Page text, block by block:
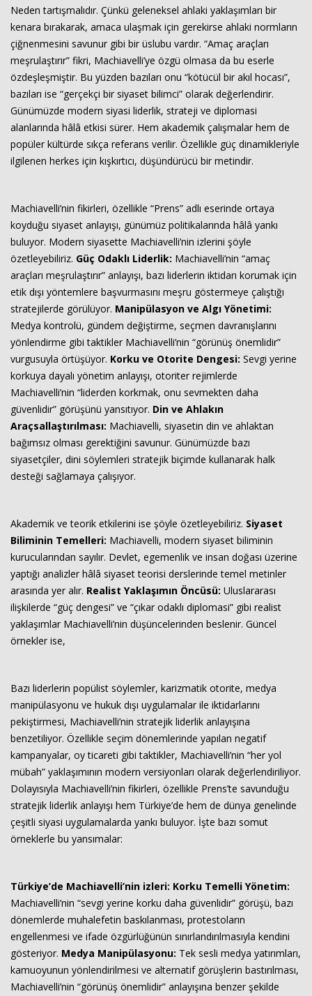
Neden tartışmalıdır. Çünkü geleneksel ahlaki yaklaşımları bir
kenara bırakarak, amaca ulaşmak için gerekirse ahlaki normların
çiğnenmesini savunur gibi bir üslubu vardır. “Amaç araçları
meşrulaştırır” fikri, Machiavelli’ye özgü olmasa da bu eserle
özdeşleşmiştir. Bu yüzden bazıları onu “kötücül bir akıl hocası”,
bazıları ise “gerçekçi bir siyaset bilimci” olarak değerlendirir.
Günümüzde modern siyasi liderlik, strateji ve diplomasi
alanlarında hâlâ etkisi sürer. Hem akademik çalışmalar hem de
popüler kültürde sıkça referans verilir. Özellikle güç dinamikleriyle
ilgilenen herkes için kışkırtıcı, düşündürücü bir metindir.
Machiavelli’nin fikirleri, özellikle “Prens” adlı eserinde ortaya
koyduğu siyaset anlayışı, günümüz politikalarında hâlâ yankı
buluyor. Modern siyasette Machiavelli’nin izlerini şöyle
özetleyebiliriz. Güç Odaklı Liderlik: Machiavelli’nin “amaç
araçları meşrulaştırır” anlayışı, bazı liderlerin iktidarı korumak için
etik dışı yöntemlere başvurmasını meşru göstermeye çalıştığı
stratejilerde görülüyor. Manipülasyon ve Algı Yönetimi:
Medya kontrolü, gündem değiştirme, seçmen davranışlarını
yönlendirme gibi taktikler Machiavelli’nin “görünüş önemlidir”
vurgusuyla örtüşüyor. Korku ve Otorite Dengesi: Sevgi yerine
korkuya dayalı yönetim anlayışı, otoriter rejimlerde
Machiavelli’nin “liderden korkmak, onu sevmekten daha
güvenlidir” görüşünü yansıtıyor. Din ve Ahlakın
Araçsallaştırılması: Machiavelli, siyasetin din ve ahlaktan
bağımsız olması gerektiğini savunur. Günümüzde bazı
siyasetçiler, dini söylemleri stratejik biçimde kullanarak halk
desteği sağlamaya çalışıyor.
Akademik ve teorik etkilerini ise şöyle özetleyebiliriz. Siyaset
Biliminin Temelleri: Machiavelli, modern siyaset biliminin
kurucularından sayılır. Devlet, egemenlik ve insan doğası üzerine
yaptığı analizler hâlâ siyaset teorisi derslerinde temel metinler
arasında yer alır. Realist Yaklaşımın Öncüsü: Uluslararası
ilişkilerde “güç dengesi” ve “çıkar odaklı diplomasi” gibi realist
yaklaşımlar Machiavelli’nin düşüncelerinden beslenir. Güncel
örnekler ise,
Bazı liderlerin popülist söylemler, karizmatik otorite, medya
manipülasyonu ve hukuk dışı uygulamalar ile iktidarlarını
pekiştirmesi, Machiavelli’nin stratejik liderlik anlayışına
benzetiliyor. Özellikle seçim dönemlerinde yapılan negatif
kampanyalar, oy ticareti gibi taktikler, Machiavelli’nin “her yol
mübah” yaklaşımının modern versiyonları olarak değerlendiriliyor.
Dolayısıyla Machiavelli’nin fikirleri, özellikle Prens’te savunduğu
stratejik liderlik anlayışı hem Türkiye’de hem de dünya genelinde
çeşitli siyasi uygulamalarda yankı buluyor. İşte bazı somut
örneklerle bu yansımalar:
Türkiye’de Machiavelli’nin izleri: Korku Temelli Yönetim:
Machiavelli’nin “sevgi yerine korku daha güvenlidir” görüşü, bazı
dönemlerde muhalefetin baskılanması, protestoların
engellenmesi ve ifade özgürlüğünün sınırlandırılmasıyla kendini
gösteriyor. Medya Manipülasyonu: Tek sesli medya yatırımları,
kamuoyunun yönlendirilmesi ve alternatif görüşlerin bastırılması,
Machiavelli’nin “görünüş önemlidir” anlayışına benzer şekilde